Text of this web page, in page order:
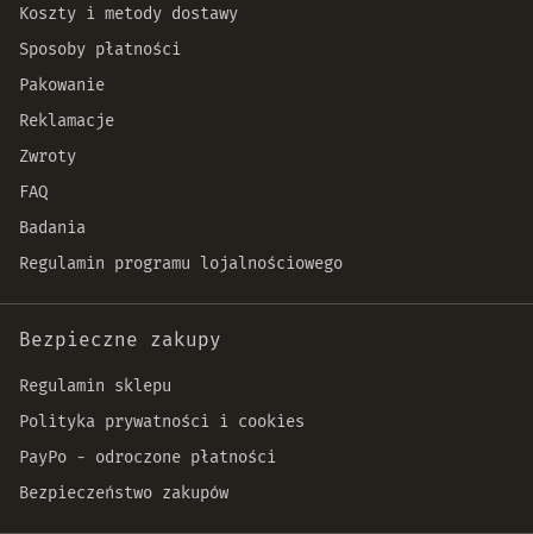
Koszty i metody dostawy
Sposoby płatności
Pakowanie
Reklamacje
Zwroty
FAQ
Badania
Regulamin programu lojalnościowego
Bezpieczne zakupy
Regulamin sklepu
Polityka prywatności i cookies
PayPo - odroczone płatności
Bezpieczeństwo zakupów